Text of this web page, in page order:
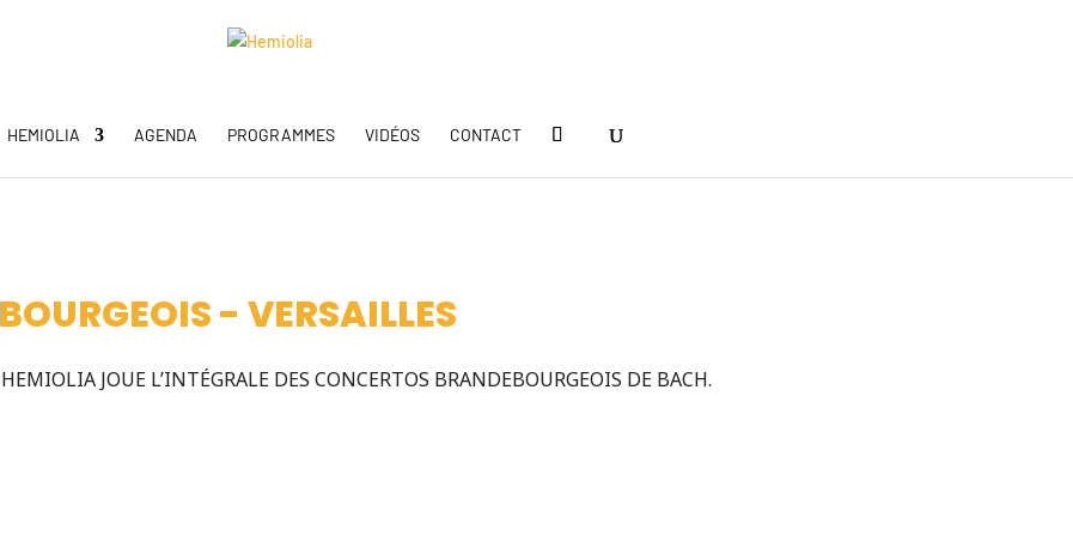
HEMIOLIA AGENDA PROGRAMMES VIDÉOS CONTACT
- VERSAILLES
JOUE L’INTÉGRALE DES CONCERTOS BRANDEBOURGEOIS DE BACH.